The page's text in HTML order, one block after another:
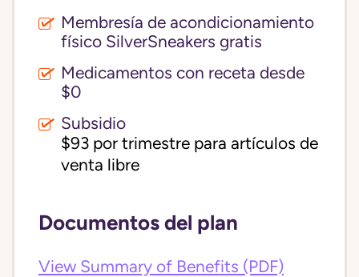
Membresía de acondicionamiento
físico SilverSneakers gratis
Medicamentos con receta desde
$0
Subsidio
$93 por trimestre para artículos de
venta libre
Documentos del plan
View Summary of Benefits (PDF)